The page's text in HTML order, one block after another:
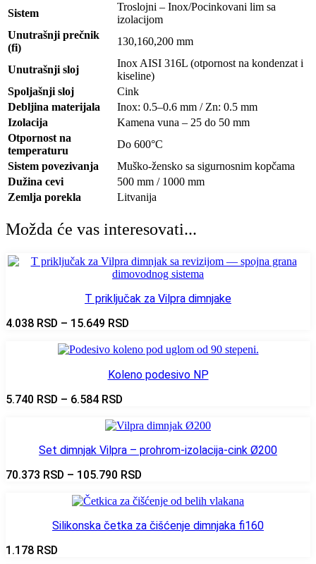
Sistem
Troslojni – Inox/Pocinkovani lim sa
izolacijom
Unutrašnji prečnik
(fi)
130,160,200 mm
Unutrašnji sloj
Inox AISI 316L (otpornost na kondenzat i
kiseline)
Spoljašnji sloj
Cink
Debljina materijala
Inox: 0.5–0.6 mm / Zn: 0.5 mm
Izolacija
Kamena vuna – 25 do 50 mm
Otpornost na
temperaturu
Do 600°C
Sistem povezivanja
Muško-žensko sa sigurnosnim kopčama
Dužina cevi
500 mm / 1000 mm
Zemlja porekla
Litvanija
Možda će vas interesovati...
T priključak za Vilpra dimnjake
4.038 RSD – 15.649 RSD
od
do
Koleno podesivo NP
5.740 RSD – 6.584 RSD
od
do
Set dimnjak Vilpra – prohrom-izolacija-cink Ø200
70.373 RSD – 105.790 RSD
od
do
Silikonska četka za čišćenje dimnjaka fi160
1.178 RSD